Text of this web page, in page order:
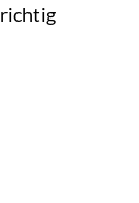
richtig